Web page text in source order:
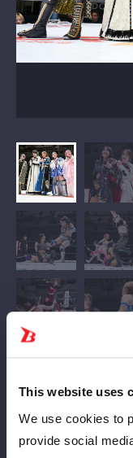
This website uses
We use cookies to
provide social